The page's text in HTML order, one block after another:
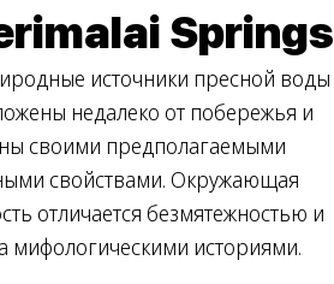
Springs
источники пресной воды
недалеко от побережья и
своими предполагаемыми
свойствами. Окружающая
отличается безмятежностью и
мифологическими историями.